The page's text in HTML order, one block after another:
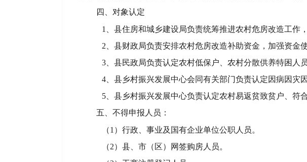
四、对象认定
1
、县住房和城乡建设局负责统筹推进农村危房改造工作
2 、县财政局负责安排农村危房改造补助资金，加强资金
3 、县民政局负责认定农村低保户、农村分散供养特困人
4 、县乡村振兴发展中心会同有关部门负责认定因病因
5 、县乡村振兴发展中心负责认定农村易返贫致贫户、符
五、不得申报人员：
（1）行政、事业及国有企业单位公职人员。
（2）县、市（区）网签购房人员。